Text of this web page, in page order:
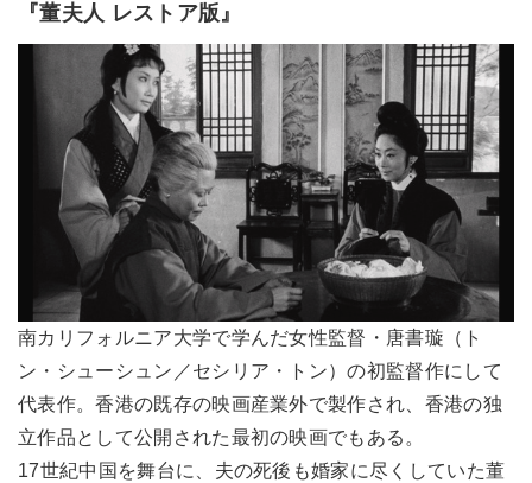
『董夫人 レストア版』
南カリフォルニア大学で学んだ女性監督・唐書璇（ト
ン・シューシュン／セシリア・トン）の初監督作にして
代表作。香港の既存の映画産業外で製作され、香港の独
立作品として公開された最初の映画でもある。
17世紀中国を舞台に、夫の死後も婚家に尽くしていた董